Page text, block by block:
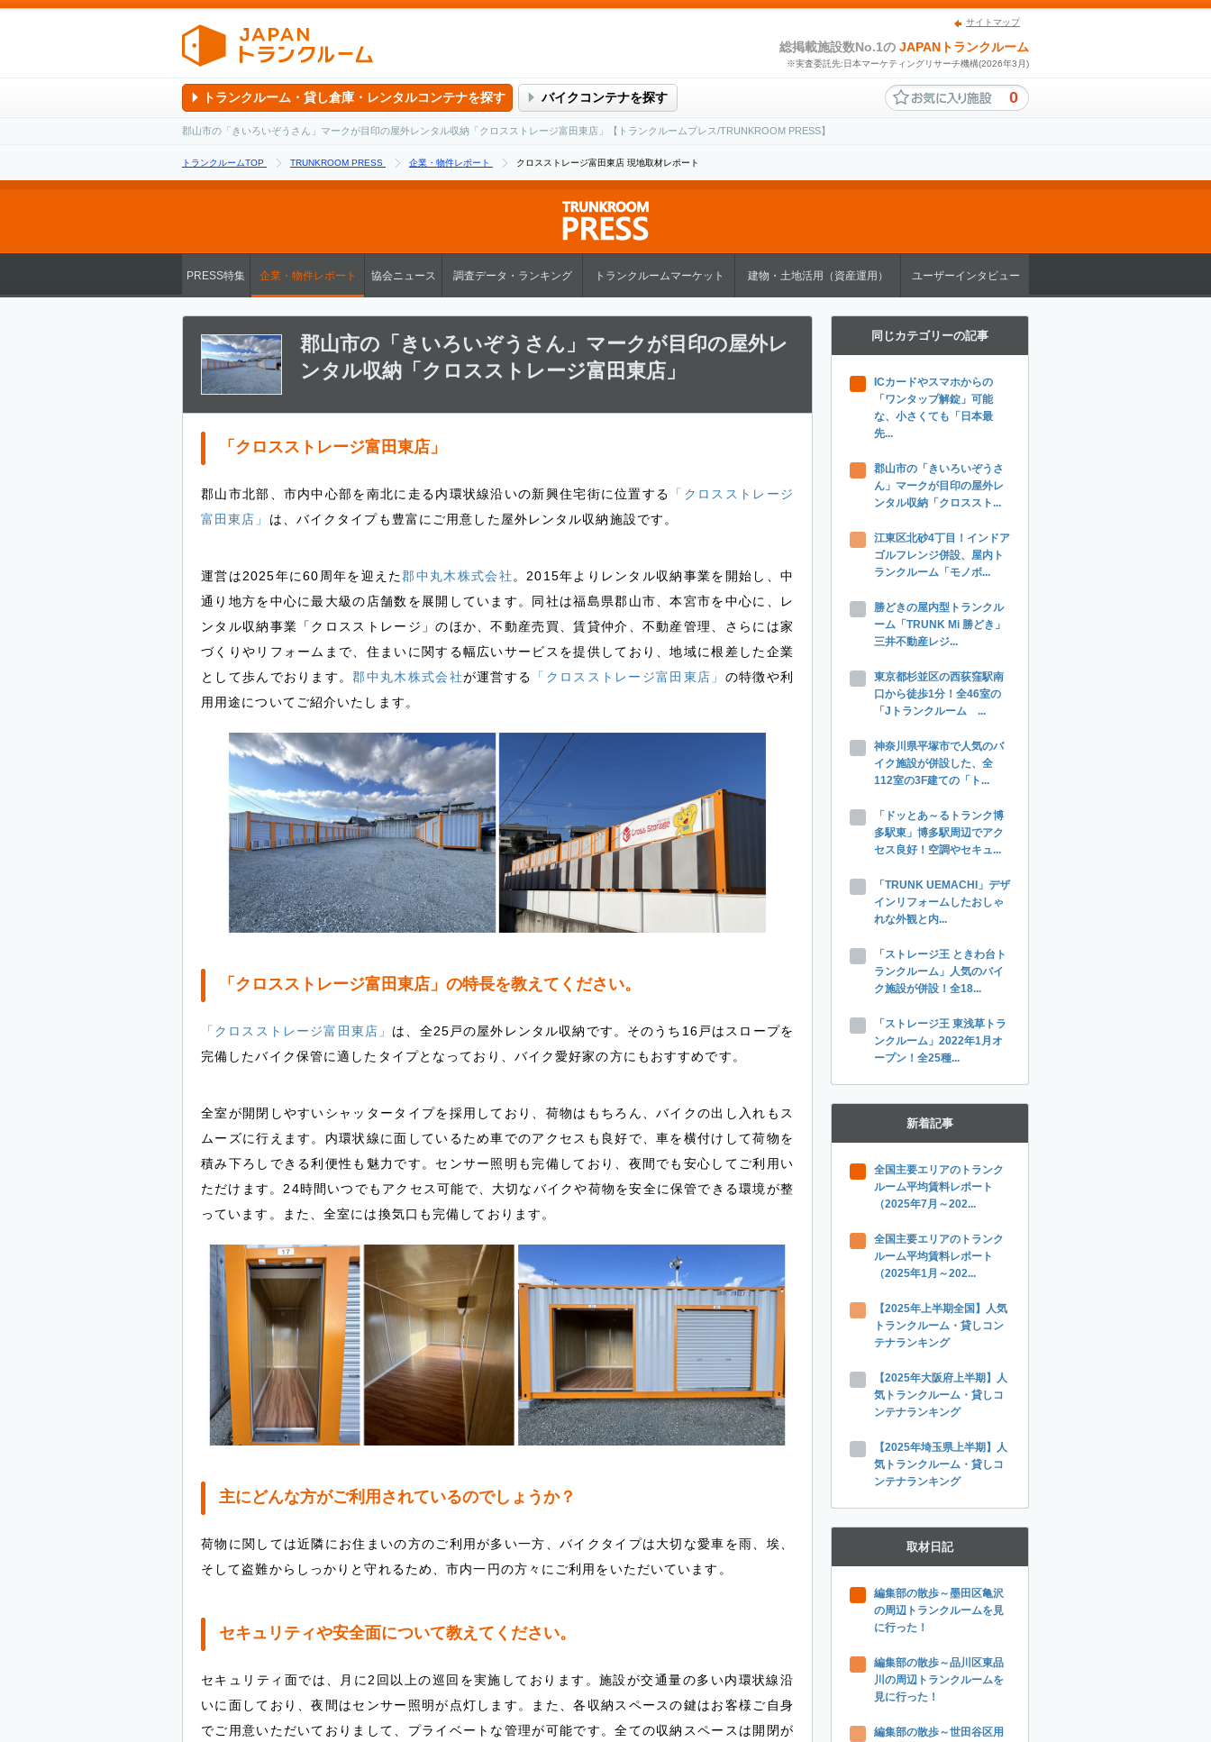
サイトマップ
総掲載施設数No.1の JAPANトランクルーム
※実査委託先:日本マーケティングリサーチ機構(2026年3月)
トランクルーム・貸し倉庫・レンタルコンテナを探す バイクコンテナを探す 0
郡山市の「きいろいぞうさん」マークが目印の屋外レンタル収納「クロスストレージ富田東店」【トランクルームプレス/TRUNKROOM PRESS】
トランクルームTOP TRUNKROOM PRESS 企業・物件レポート クロスストレージ富田東店 現地取材レポート
PRESS特集 企業・物件レポート 協会ニュース 調査データ・ランキング トランクルームマーケット 建物・土地活用（資産運用） ユーザーインタビュー
郡山市の「きいろいぞうさん」マークが目印の屋外レ
ンタル収納「クロスストレージ富田東店」
「クロスストレージ富田東店」
郡山市北部、市内中心部を南北に走る内環状線沿いの新興住宅街に位置する
「クロスストレージ
富田東店」 は、バイクタイプも豊富にご用意した屋外レンタル収納施設です。
運営は2025年に60周年を迎えた郡中丸木株式会社 。2015年よりレンタル収納事業を開始し、中
通り地方を中心に最大級の店舗数を展開しています。同社は福島県郡山市、本宮市を中心に、レ
ンタル収納事業「クロスストレージ」のほか、不動産売買、賃貸仲介、不動産管理、さらには家
づくりやリフォームまで、住まいに関する幅広いサービスを提供しており、地域に根差した企業
として歩んでおります。郡中丸木株式会社が運営する 「クロスストレージ富田東店」 の特徴や利
用用途についてご紹介いたします。
「クロスストレージ富田東店」の特長を教えてください。
「クロスストレージ富田東店」 は、全25戸の屋外レンタル収納です。そのうち16戸はスロープを
完備したバイク保管に適したタイプとなっており、バイク愛好家の方にもおすすめです。
全室が開閉しやすいシャッタータイプを採用しており、荷物はもちろん、バイクの出し入れもス
ムーズに行えます。内環状線に面しているため車でのアクセスも良好で、車を横付けして荷物を
積み下ろしできる利便性も魅力です。センサー照明も完備しており、夜間でも安心してご利用い
ただけます。24時間いつでもアクセス可能で、大切なバイクや荷物を安全に保管できる環境が整
っています。また、全室には換気口も完備しております。
主にどんな方がご利用されているのでしょうか？
荷物に関しては近隣にお住まいの方のご利用が多い一方、バイクタイプは大切な愛車を雨、埃、
そして盗難からしっかりと守れるため、市内一円の方々にご利用をいただいています。
セキュリティや安全面について教えてください。
セキュリティ面では、月に2回以上の巡回を実施しております。施設が交通量の多い内環状線沿
いに面しており、夜間はセンサー照明が点灯します。また、各収納スペースの鍵はお客様ご自身
でご用意いただいておりまして、プライベートな管理が可能です。全ての収納スペースは開閉が
同じカテゴリーの記事
ICカードやスマホからの
「ワンタップ解錠」可能
な、小さくても「日本最
先...
郡山市の「きいろいぞうさ
ん」マークが目印の屋外レ
ンタル収納「クロススト...
江東区北砂4丁目！インドア
ゴルフレンジ併設、屋内ト
ランクルーム「モノボ...
勝どきの屋内型トランクル
ーム「TRUNK Mi 勝どき」
三井不動産レジ...
東京都杉並区の西荻窪駅南
口から徒歩1分！全46室の
「Jトランクルーム ...
神奈川県平塚市で人気のバ
イク施設が併設した、全
112室の3F建ての「ト...
「ドッとあ～るトランク博
多駅東」博多駅周辺でアク
セス良好！空調やセキュ...
「TRUNK UEMACHI」デザ
インリフォームしたおしゃ
れな外観と内...
「ストレージ王 ときわ台ト
ランクルーム」人気のバイ
ク施設が併設！全18...
「ストレージ王 東浅草トラ
ンクルーム」2022年1月オ
ープン！全25種...
新着記事
全国主要エリアのトランク
ルーム平均賃料レポート
（2025年7月～202...
全国主要エリアのトランク
ルーム平均賃料レポート
（2025年1月～202...
【2025年上半期全国】人気
トランクルーム・貸しコン
テナランキング
【2025年大阪府上半期】人
気トランクルーム・貸しコ
ンテナランキング
【2025年埼玉県上半期】人
気トランクルーム・貸しコ
ンテナランキング
取材日記
編集部の散歩～墨田区亀沢
の周辺トランクルームを見
に行った！
編集部の散歩～品川区東品
川の周辺トランクルームを
見に行った！
編集部の散歩～世田谷区用